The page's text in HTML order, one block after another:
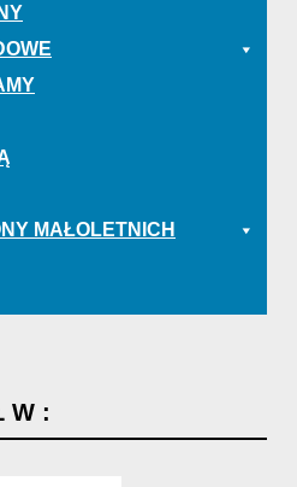
MAŁOLETNICH
W :